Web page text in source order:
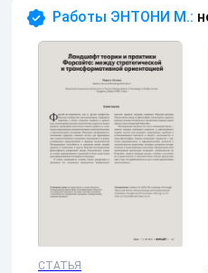
Работы ЭНТОНИ М.:
СТАТЬЯ